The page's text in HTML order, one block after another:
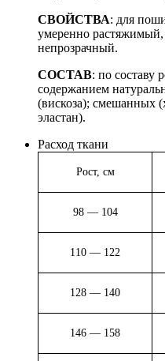
СВОЙСТВА: для
умеренно растяжимый,
непрозрачный.
СОСТАВ: по составу
содержанием
(вискоза); смешанных
эластан).
Расход ткани
Рост, см
98 — 104
110 — 122
128 — 140
146 — 158